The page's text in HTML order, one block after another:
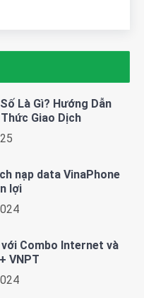
Là Gì? Hướng Dẫn
Giao Dịch
nạp data VinaPhone
lợi
Combo Internet và
VNPT